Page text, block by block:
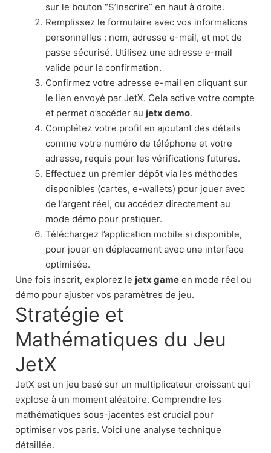
sur le bouton “S’inscrire” en haut à droite.
Remplissez le formulaire avec vos informations
personnelles : nom, adresse e-mail, et mot de
passe sécurisé. Utilisez une adresse e-mail
valide pour la confirmation.
Confirmez votre adresse e-mail en cliquant sur
le lien envoyé par JetX. Cela active votre compte
et permet d’accéder au jetx demo.
Complétez votre profil en ajoutant des détails
comme votre numéro de téléphone et votre
adresse, requis pour les vérifications futures.
Effectuez un premier dépôt via les méthodes
disponibles (cartes, e-wallets) pour jouer avec
de l’argent réel, ou accédez directement au
mode démo pour pratiquer.
Téléchargez l’application mobile si disponible,
pour jouer en déplacement avec une interface
optimisée.
Une fois inscrit, explorez le jetx game en mode réel ou
démo pour ajuster vos paramètres de jeu.
Stratégie et
Mathématiques du Jeu
JetX
JetX est un jeu basé sur un multiplicateur croissant qui
explose à un moment aléatoire. Comprendre les
mathématiques sous-jacentes est crucial pour
optimiser vos paris. Voici une analyse technique
détaillée.